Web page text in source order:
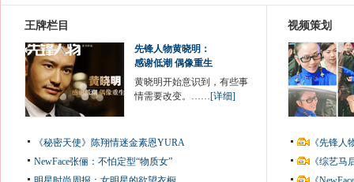
王牌栏目
先锋人物黄晓明：
感谢低潮 偶像重生
黄晓明开始意识到，有些事
情需要改变。……[详细]
《秘密天使》陈翔情迷金素恩YURA
NewFace张俪：不怕定型“物质女”
视频策划
《先锋
《综艺